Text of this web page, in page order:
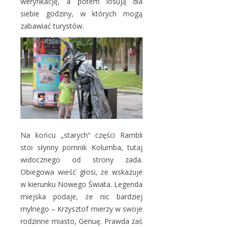
siebie godziny, w których mogą
zabawiać turystów.
Na końcu „starych” części Rambli
stoi słynny pomnik Kolumba, tutaj
widocznego od strony zada.
Obiegowa wieść głosi, że wskazuje
w kierunku Nowego Świata. Legenda
miejska podaje, że nic bardziej
mylnego – Krzysztof mierzy w swoje
rodzinne miasto, Genuę. Prawda zaś